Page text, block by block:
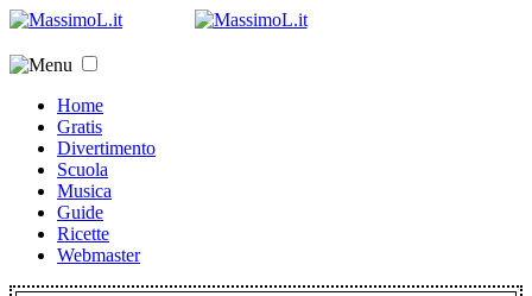
Home
Gratis
Divertimento
Scuola
Musica
Guide
Ricette
Webmaster